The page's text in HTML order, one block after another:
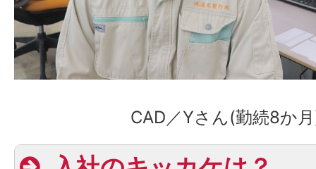
CAD／Yさん(勤続8か